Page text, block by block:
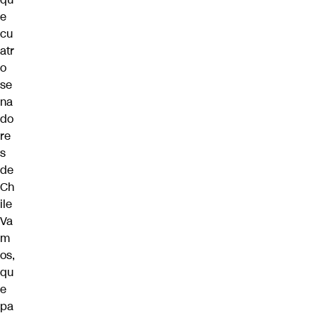
e
cu
atr
o
se
na
do
re
s
de
Ch
ile
Va
m
os,
qu
e
pa